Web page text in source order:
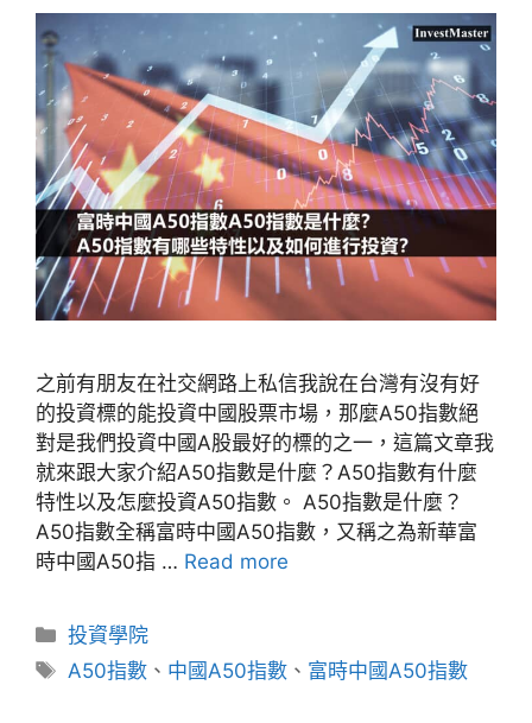
之前有朋友在社交網路上私信我說在台灣有沒有好
的投資標的能投資中國股票市場，那麼A50指數絕
對是我們投資中國A股最好的標的之一，這篇文章我
就來跟大家介紹A50指數是什麼？A50指數有什麼
特性以及怎麼投資A50指數。 A50指數是什麼？
A50指數全稱富時中國A50指數，又稱之為新華富
時中國A50指 … Read more
分
類
投資學院
標
A50指數 、 中國A50指數 、 富時中國A50指數